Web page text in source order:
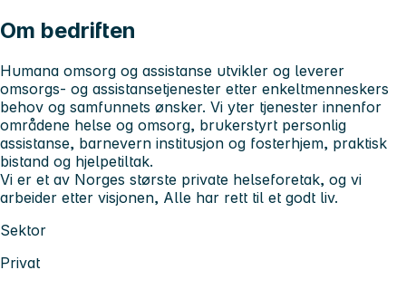
Om bedriften
Humana omsorg og assistanse utvikler og leverer
omsorgs- og assistansetjenester etter enkeltmenneskers
behov og samfunnets ønsker. Vi yter tjenester innenfor
områdene helse og omsorg, brukerstyrt personlig
assistanse, barnevern institusjon og fosterhjem, praktisk
bistand og hjelpetiltak.
Vi er et av Norges største private helseforetak, og vi
arbeider etter visjonen, Alle har rett til et godt liv.
Sektor
Privat